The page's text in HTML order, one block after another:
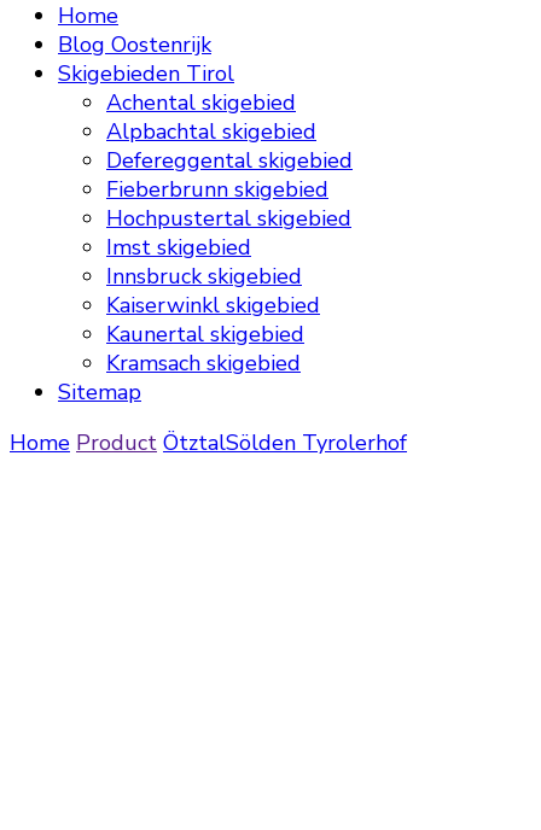
Home
Blog Oostenrijk
Skigebieden Tirol
Achental skigebied
Alpbachtal skigebied
Defereggental skigebied
Fieberbrunn skigebied
Hochpustertal skigebied
Imst skigebied
Innsbruck skigebied
Kaiserwinkl skigebied
Kaunertal skigebied
Kramsach skigebied
Sitemap
Home Product ÖtztalSölden Tyrolerhof